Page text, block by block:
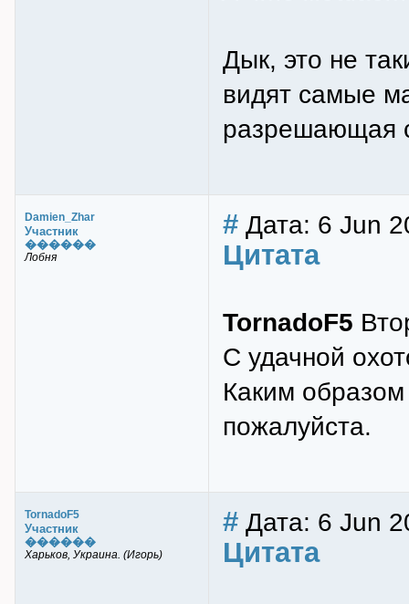
Дык, это не
видят самые
разрешающая
Damien_Zhar
Участник
������
Лобня
# Дата: 6 Jun
Цитата
TornadoF5
С удачной
Каким образом
пожалуйста.
TornadoF5
Участник
������
Харьков, Украина. (Игорь)
# Дата: 6 Jun
Цитата